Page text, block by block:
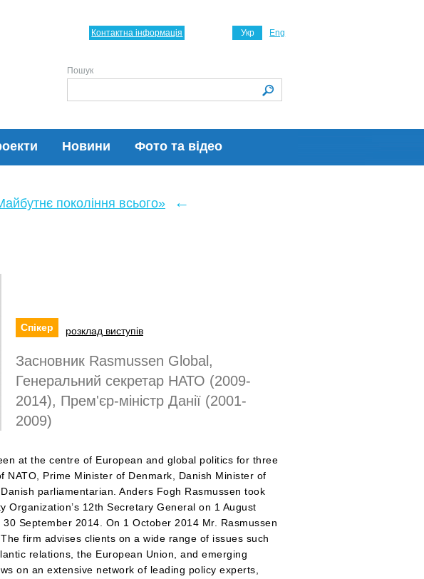
Новини Фото та відео
Укр Eng
Контактна інформація
Пошук
покоління всього» ←
Спікер розклад виступів
Засновник Rasmussen Global,
Генеральний секретар НАТО (2009-
2014), Прем'єр-міністр Данії (2001-
2009)
at the centre of European and global politics for three
NATO, Prime Minister of Denmark, Danish Minister of
parliamentarian. Anders Fogh Rasmussen took
Organization’s 12th Secretary General on 1 August
September 2014. On 1 October 2014 Mr. Rasmussen
firm advises clients on a wide range of issues such
relations, the European Union, and emerging
on an extensive network of leading policy experts,